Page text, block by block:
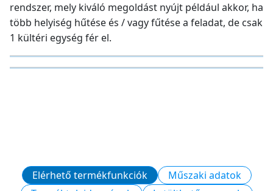
rendszer, mely kiváló megoldást nyújt például akkor, ha
több helyiség hűtése és / vagy fűtése a feladat, de csak
1 kültéri egység fér el.
Elérhető termékfunkciók
Műszaki adatok